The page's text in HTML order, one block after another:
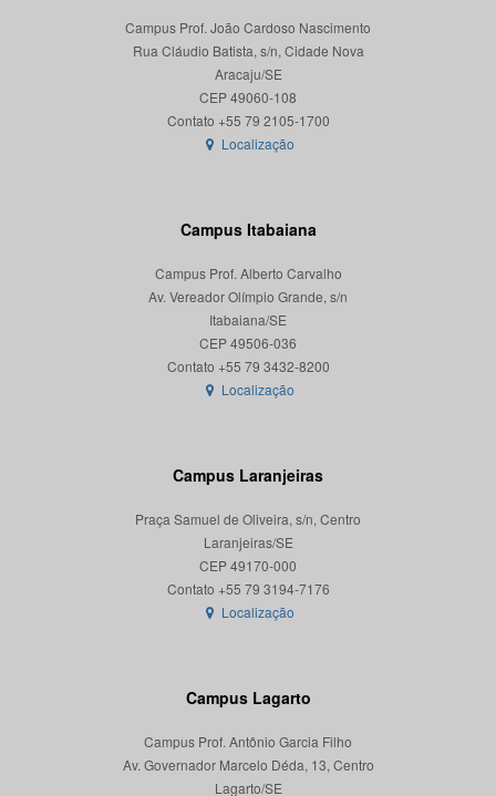
Campus Prof. João Cardoso Nascimento
Rua Cláudio Batista, s/n, Cidade Nova
Aracaju/SE
CEP 49060-108
Localização
Campus Itabaiana
Campus Prof. Alberto Carvalho
Av. Vereador Olímpio Grande, s/n
Itabaiana/SE
CEP 49506-036
Localização
Campus Laranjeiras
Praça Samuel de Oliveira, s/n, Centro
Laranjeiras/SE
CEP 49170-000
Localização
Campus Lagarto
Campus Prof. Antônio Garcia Filho
Av. Governador Marcelo Déda, 13, Centro
Lagarto/SE